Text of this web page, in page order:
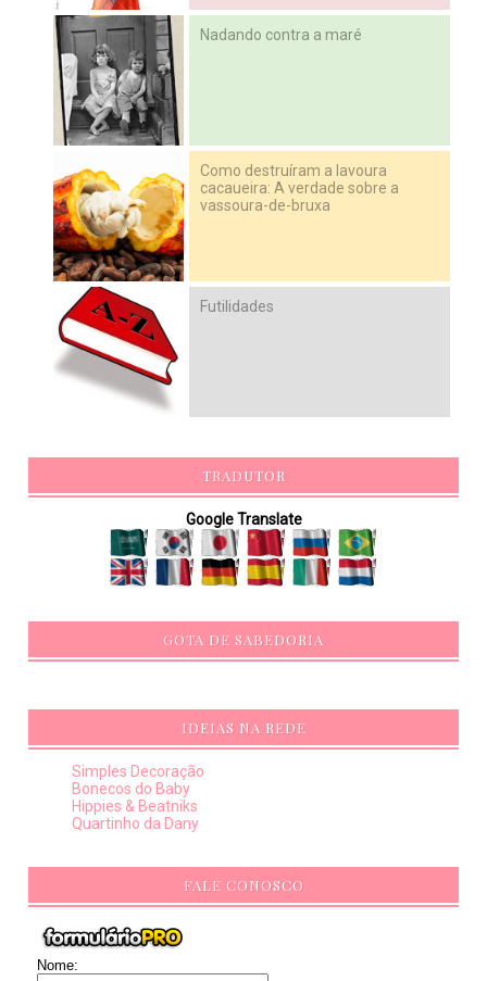
Nadando contra a maré
Como destruíram a lavoura
cacaueira: A verdade sobre a
vassoura-de-bruxa
Futilidades
TRADUTOR
Google Translate
GOTA DE SABEDORIA
IDEIAS NA REDE
Simples Decoração
Bonecos do Baby
Hippies & Beatniks
Quartinho da Dany
FALE CONOSCO
Nome: